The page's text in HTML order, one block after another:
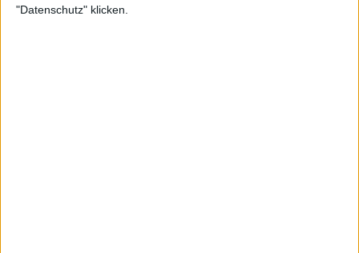
"Datenschutz" klicken.
Jahren konntet Ihr wohl kaum profitieren. Ganz ehrlich: